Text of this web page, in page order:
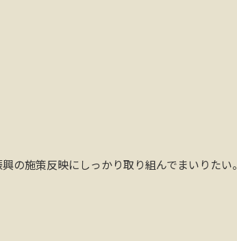
の施策反映にしっかり取り組んでまいりたい。